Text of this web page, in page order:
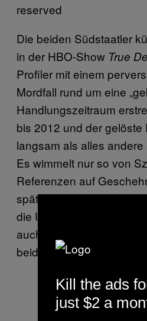
reserved
Die beiden Südstaatler
in der HBO-Show True
Profiler mit einem
Mordfall rund um eine
Handlungszeitraum
bis 2012 und der gelöste
langsam als alles
Es wimmelt nur so von
Referenzen auf
später Sinn machen
die Umstände des
auch die inkonsistente
beiden Kripo-Ermittler
Kill the ads
just $2 a